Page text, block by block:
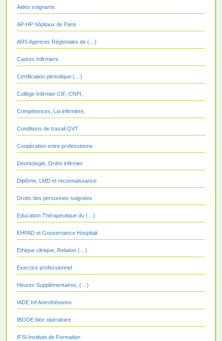
Aides soignants
AP-HP hôpitaux de Paris
ARS Agences Régionales de (…)
Cadres Infirmiers
Certification périodique (…)
Collège Infirmier CIF, CNPI,
Compétences, Loi infirmière,
Conditions de travail QVT
Coopération entre professionne
Déontologie, Ordre infirmier
Diplôme, LMD et reconnaissance
Droits des personnes soignées
Education Thérapeutique du (…)
EHPAD et Gouvernance Hospitali
Ethique clinique, Relation (…)
Exercice professionnel
Heures Supplémentaires, (…)
IADE Inf Anesthésistes
IBODE bloc opératoire
IFSI Instituts de Formation